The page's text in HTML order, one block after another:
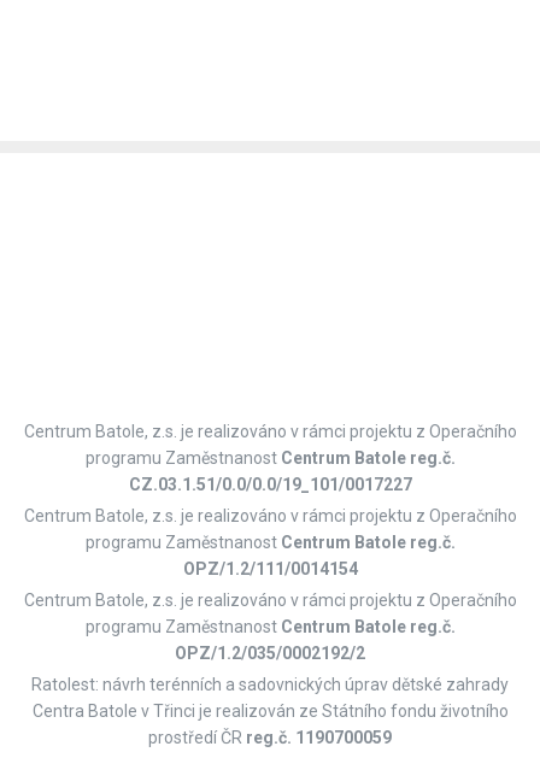
Centrum Batole, z.s. je realizováno v rámci projektu z Operačního
programu Zaměstnanost Centrum Batole reg.č.
CZ.03.1.51/0.0/0.0/19_101/0017227
Centrum Batole, z.s. je realizováno v rámci projektu z Operačního
programu Zaměstnanost Centrum Batole reg.č.
OPZ/1.2/111/0014154
Centrum Batole, z.s. je realizováno v rámci projektu z Operačního
programu Zaměstnanost Centrum Batole reg.č.
OPZ/1.2/035/0002192/2
Ratolest: návrh terénních a sadovnických úprav dětské zahrady
Centra Batole v Třinci je realizován ze Státního fondu životního
prostředí ČR reg.č. 1190700059